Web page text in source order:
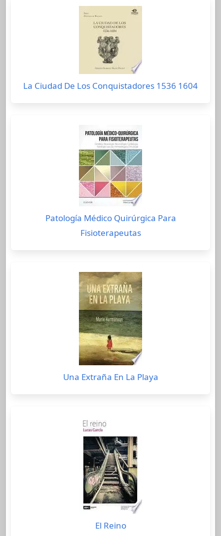
La Ciudad De Los Conquistadores 1536 1604
Patología Médico Quirúrgica Para
Fisioterapeutas
Una Extraña En La Playa
El Reino